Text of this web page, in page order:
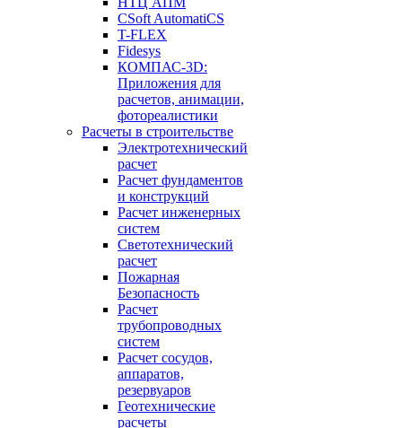
CSoft AutomatiCS
T-FLEX
Fidesys
КОМПАС-3D:
Приложения для
расчетов, анимации,
фотореалистики
Расчеты в строительстве
Электротехнический
расчет
Расчет фундаментов
и конструкций
Расчет инженерных
систем
Светотехнический
расчет
Пожарная
Безопасность
Расчет
трубопроводных
систем
Расчет сосудов,
аппаратов,
резервуаров
Геотехнические
расчеты